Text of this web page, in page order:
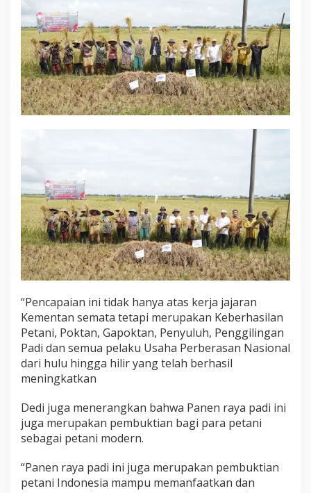
“Pencapaian ini tidak hanya atas kerja jajaran
Kementan semata tetapi merupakan Keberhasilan
Petani, Poktan, Gapoktan, Penyuluh, Penggilingan
Padi dan semua pelaku Usaha Perberasan Nasional
dari hulu hingga hilir yang telah berhasil
meningkatkan
Dedi juga menerangkan bahwa Panen raya padi ini
juga merupakan pembuktian bagi para petani
sebagai petani modern.
“Panen raya padi ini juga merupakan pembuktian
petani Indonesia mampu memanfaatkan dan